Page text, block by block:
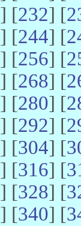
] [232] [
] [244] [
] [256] [
] [268] [
] [280] [
] [292] [
] [304] [
] [316] [
] [328] [
] [340] [